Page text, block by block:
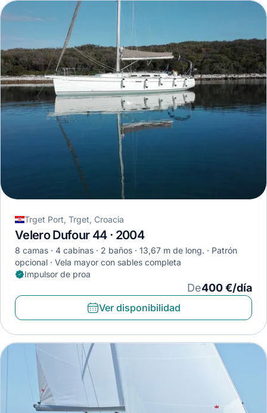
Trget Port, Trget, Croacia
Velero Dufour 44 · 2004
8 camas 4 cabinas 2 baños 13,67 m de long.
Patrón
opcional
Vela mayor con sables completa
Impulsor de proa
De400 €/día
Ver disponibilidad